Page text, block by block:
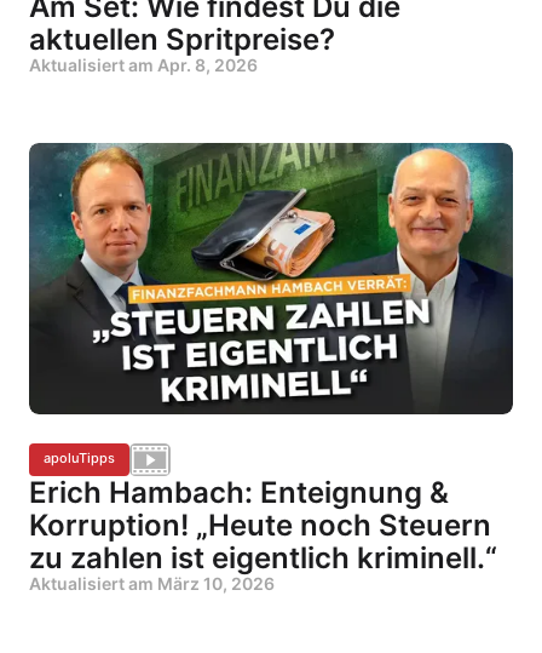
aktuellen Spritpreise?
Aktualisiert am Apr. 8, 2026
apoluTipps
Erich Hambach: Enteignung &
Korruption! „Heute noch Steuern
zu zahlen ist eigentlich kriminell.“
Aktualisiert am März 10, 2026